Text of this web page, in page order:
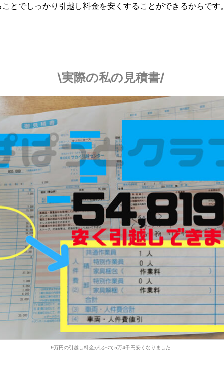
とでしっかり引越し料金を安くすることができるからです
\実際の私の見積書/
9万円の引越し料金が比べて5万4千円安くなりました